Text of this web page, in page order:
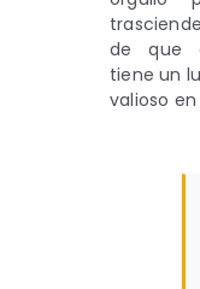
de que
tiene un
valioso